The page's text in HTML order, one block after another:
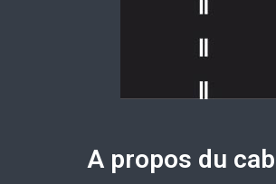
A propos du